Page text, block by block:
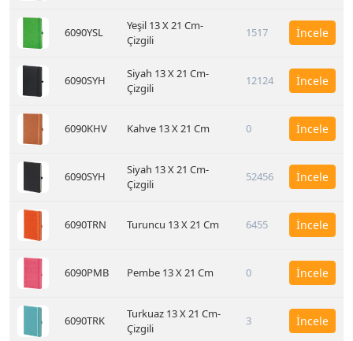
6090YSL
Yeşil 13 X 21 Cm-
Çizgili
1517 İncele
6090SYH
Siyah 13 X 21 Cm-
Çizgili
12124 İncele
6090KHV Kahve 13 X 21 Cm 0 İncele
6090SYH
Siyah 13 X 21 Cm-
Çizgili
52456 İncele
6090TRN Turuncu 13 X 21 Cm 6455 İncele
6090PMB Pembe 13 X 21 Cm 0 İncele
6090TRK
Turkuaz 13 X 21 Cm-
Çizgili
3 İncele